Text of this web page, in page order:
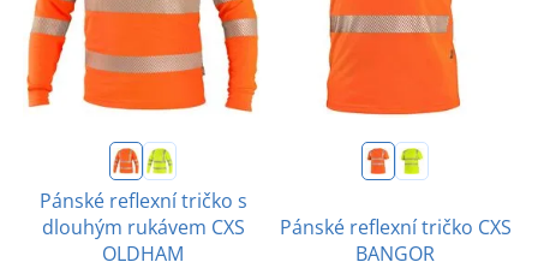
Pánské reflexní tričko s
dlouhým rukávem CXS
OLDHAM
Pánské reflexní tričko CXS
BANGOR